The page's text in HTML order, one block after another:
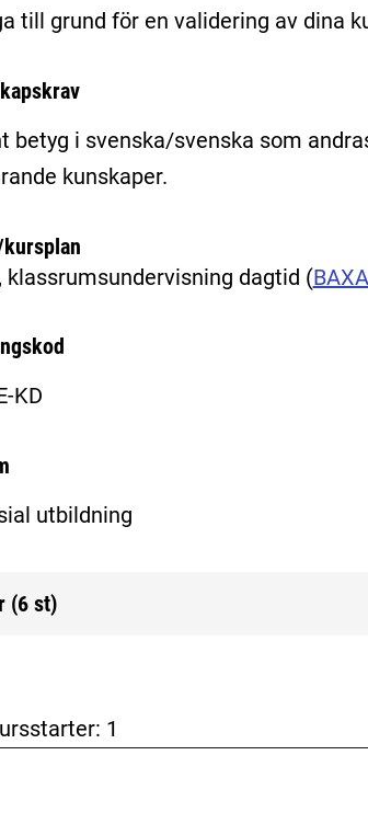
till grund för en validering av dina
betyg i svenska/svenska som
kunskaper.
klassrumsundervisning dagtid (
KD
utbildning
(6 st)
1